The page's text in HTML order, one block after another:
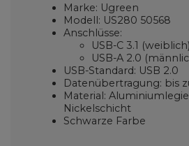
Marke: Ugreen
Modell: US280 50568
Anschlüsse:
USB-C 3.1 (weiblich)
USB-A 2.0
USB-Standard: USB 2.0
Datenübertragung: bis
Material:
Nickelschicht
Schwarze Farbe